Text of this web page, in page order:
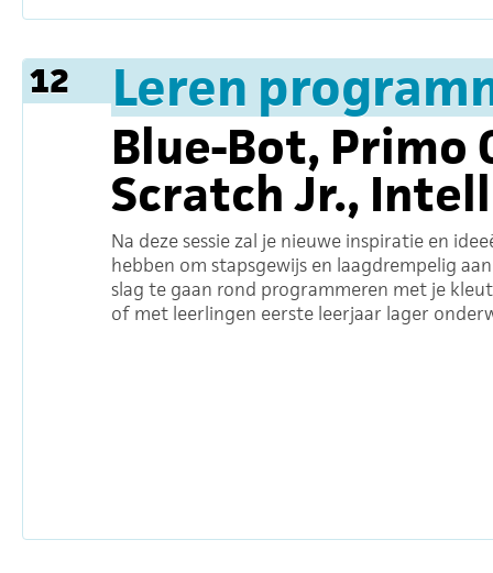
12 Leren
Blue-Bot, Primo
Scratch Jr.,
Na deze sessie zal je nieuwe inspiratie en
hebben om stapsgewijs en laagdrempelig
slag te gaan rond programmeren met je
of met leerlingen eerste leerjaar lager